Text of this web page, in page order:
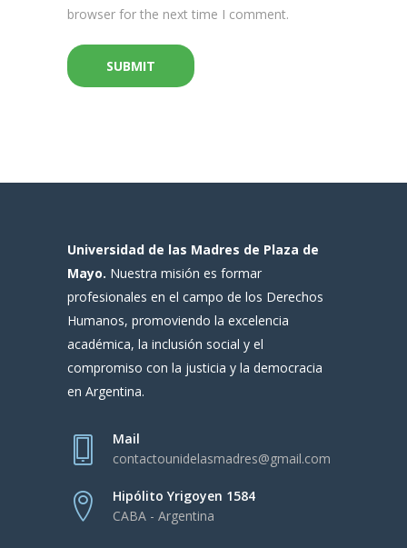
browser for the next time I comment.
Universidad de las Madres de Plaza de
Mayo. Nuestra misión es formar
profesionales en el campo de los Derechos
Humanos, promoviendo la excelencia
académica, la inclusión social y el
compromiso con la justicia y la democracia
en Argentina.
Mail
contactounidelasmadres@gmail.com
Hipólito Yrigoyen 1584
CABA - Argentina